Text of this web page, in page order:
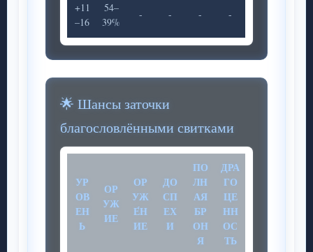
+11
–16
54–
39%
- - - -
🌟 Шансы заточки
благословлёнными свитками
УР
ОВ
ЕН
Ь
ОР
УЖ
ИЕ
ОР
УЖ
Е́Н
ИЕ
ДО
СП
ЕХ
И
ПО
ЛН
АЯ
БР
ОН
Я
ДРА
ГО
ЦЕ
НН
ОС
ТЬ